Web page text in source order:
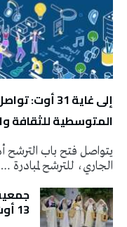
إلى غاية 31
المتوسطية للثقافة
الجاري، للترشح لمبادرة …
13 أوت 2026